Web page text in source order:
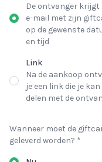
De ontvanger krijgt
e-mail met zijn
op de gewenste
en tijd
Link
Na de aankoop
je een link die je kan
delen met de
Wanneer moet de
geleverd worden? *